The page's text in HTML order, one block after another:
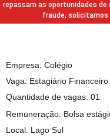
repassam as oportunidades de
fraude,
Empresa: Colégio
Vaga: Estagiário Financeiro
Quantidade de vagas: 01
Remuneração: Bolsa
Local: Lago Sul